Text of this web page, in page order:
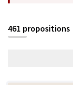
461 propositions